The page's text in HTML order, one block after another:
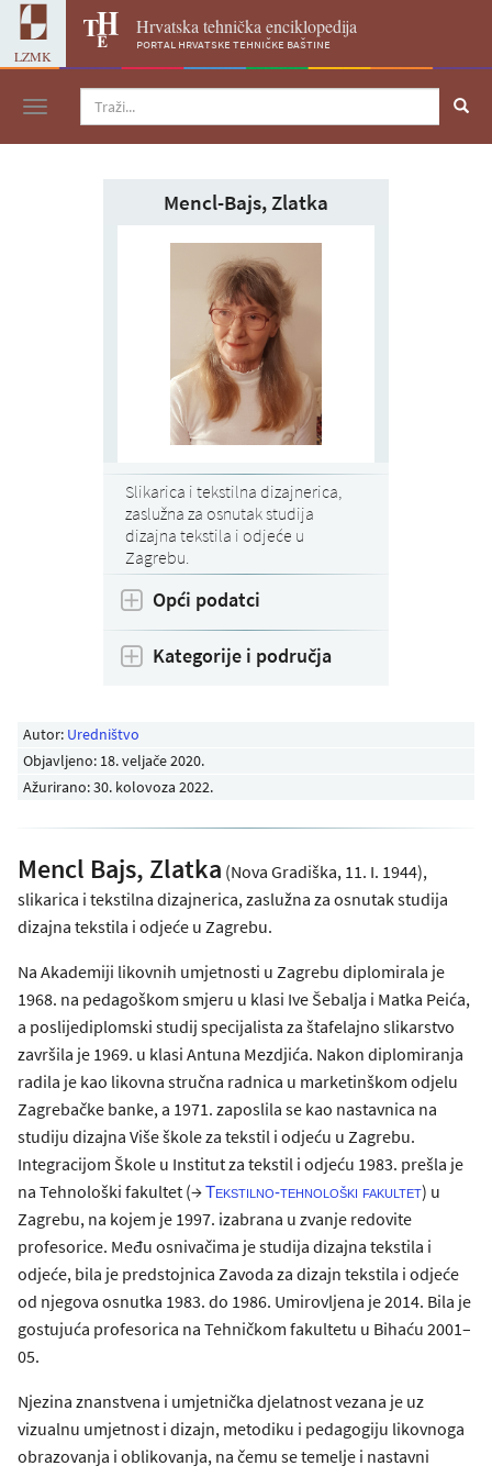
LZMK
Hrvatska tehnička enciklopedija
portal hrvatske tehničke baštine
Navigacija
Autor: Uredništvo
Objavljeno: 18. veljače 2020.
Ažurirano: 30. kolovoza 2022.
Mencl Bajs, Zlatka (Nova Gradiška, 11. I. 1944),
slikarica i tekstilna dizajnerica, zaslužna za osnutak studija
dizajna tekstila i odjeće u Zagrebu.
Na Akademiji likovnih umjetnosti u Zagrebu diplomirala je
1968. na pedagoškom smjeru u klasi Ive Šebalja i Matka Peića,
a poslijediplomski studij specijalista za štafelajno slikarstvo
završila je 1969. u klasi Antuna Mezdjića. Nakon diplomiranja
radila je kao likovna stručna radnica u marketinškom odjelu
Zagrebačke banke, a 1971. zaposlila se kao nastavnica na
studiju dizajna Više škole za tekstil i odjeću u Zagrebu.
Integracijom Škole u Institut za tekstil i odjeću 1983. prešla je
na Tehnološki fakultet (→Tekstilno-tehnološki fakultet) u
Zagrebu, na kojem je 1997. izabrana u zvanje redovite
profesorice. Među osnivačima je studija dizajna tekstila i
odjeće, bila je predstojnica Zavoda za dizajn tekstila i odjeće
od njegova osnutka 1983. do 1986. Umirovljena je 2014. Bila je
gostujuća profesorica na Tehničkom fakultetu u Bihaću 2001–
05.
Njezina znanstvena i umjetnička djelatnost vezana je uz
vizualnu umjetnost i dizajn, metodiku i pedagogiju likovnoga
obrazovanja i oblikovanja, na čemu se temelje i nastavni
Mencl-Bajs, Zlatka
Slikarica i tekstilna dizajnerica,
zaslužna za osnutak studija
dizajna tekstila i odjeće u
Zagrebu.
Opći podatci
Kategorije i područja